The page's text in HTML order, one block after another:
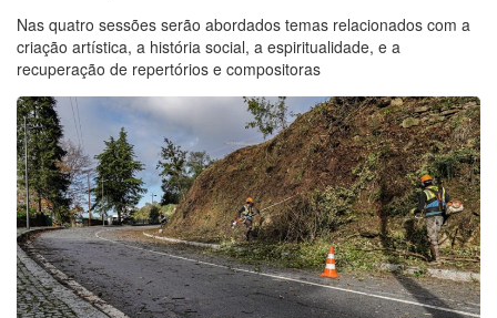
Nas quatro sessões serão abordados temas relacionados com a
criação artística, a história social, a espiritualidade, e a
recuperação de repertórios e compositoras